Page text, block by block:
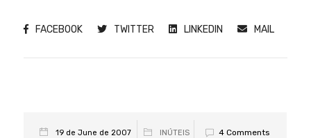
FACEBOOK TWITTER LINKEDIN MAIL
19 de June de 2007 INÚTEIS 4 Comments